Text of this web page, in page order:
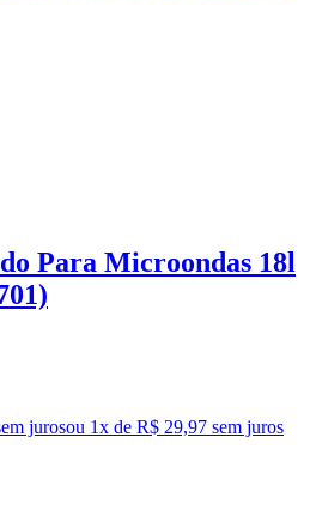
Para Microondas 18l
jurosou 1x de R$ 29,97 sem juros